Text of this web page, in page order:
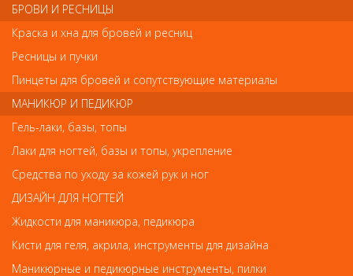
Нанести небольшое количество DD Dry Oil на сухие волосы для
завершения укладки.
Нанести небольшое количество масла на сухую кожу
воротниковой зоны, плеч, предплечий. Выполнить
расслабляющий массаж.
Яндекс.Маркет: да
Отзывы
Ваш отзыв станет первым
Напишите свой отзыв
Комментарий
БРОВИ И РЕСНИЦЫ
Краска и хна для бровей и ресниц
Ресницы и пучки
Пинцеты для бровей и сопутствующие материалы
МАНИКЮР И ПЕДИКЮР
Гель-лаки, базы, топы
Лаки для ногтей, базы и топы, укрепление
Средства по уходу за кожей рук и ног
ДИЗАЙН ДЛЯ НОГТЕЙ
Жидкости для маникюра, педикюра
Кисти для геля, акрила, инструменты для дизайна
Маникюрные и педикюрные инструменты, пилки